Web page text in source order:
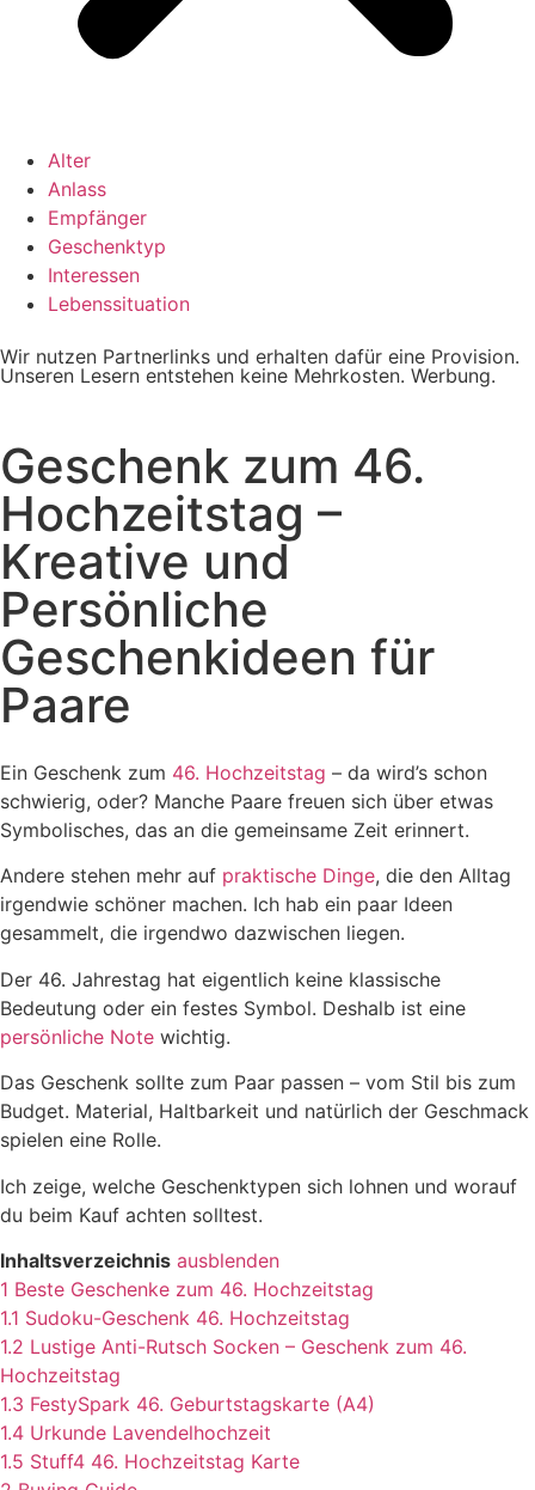
Alter
Anlass
Empfänger
Geschenktyp
Interessen
Lebenssituation
Wir nutzen Partnerlinks und erhalten dafür eine Provision.
Unseren Lesern entstehen keine Mehrkosten. Werbung.
Geschenk zum 46.
Hochzeitstag –
Kreative und
Persönliche
Geschenkideen für
Paare
Ein Geschenk zum 46. Hochzeitstag – da wird’s schon
schwierig, oder? Manche Paare freuen sich über etwas
Symbolisches, das an die gemeinsame Zeit erinnert.
Andere stehen mehr auf praktische Dinge, die den Alltag
irgendwie schöner machen. Ich hab ein paar Ideen
gesammelt, die irgendwo dazwischen liegen.
Der 46. Jahrestag hat eigentlich keine klassische
Bedeutung oder ein festes Symbol. Deshalb ist eine
persönliche Note wichtig.
Das Geschenk sollte zum Paar passen – vom Stil bis zum
Budget. Material, Haltbarkeit und natürlich der Geschmack
spielen eine Rolle.
Ich zeige, welche Geschenktypen sich lohnen und worauf
du beim Kauf achten solltest.
Inhaltsverzeichnis ausblenden
1 Beste Geschenke zum 46. Hochzeitstag
1.1 Sudoku-Geschenk 46. Hochzeitstag
1.2 Lustige Anti-Rutsch Socken – Geschenk zum 46.
Hochzeitstag
1.3 FestySpark 46. Geburtstagskarte (A4)
1.4 Urkunde Lavendelhochzeit
1.5 Stuff4 46. Hochzeitstag Karte